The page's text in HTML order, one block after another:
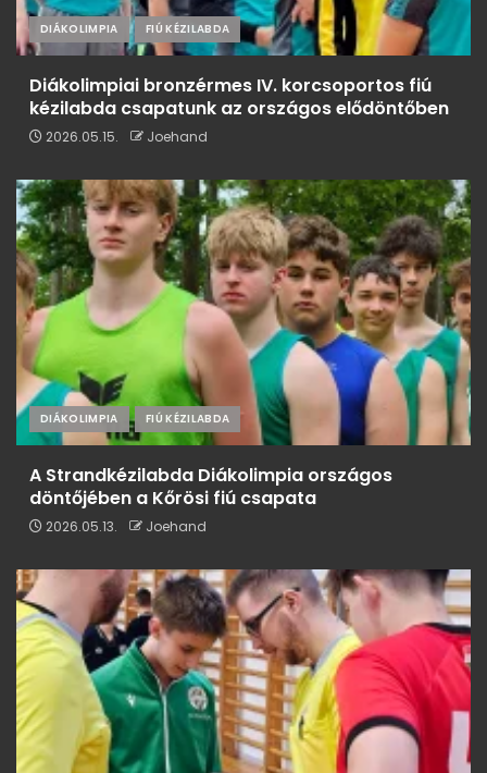
DIÁKOLIMPIA FIÚ KÉZILABDA
Diákolimpiai bronzérmes IV. korcsoportos fiú
kézilabda csapatunk az országos elődöntőben
2026.05.15. Joehand
DIÁKOLIMPIA FIÚ KÉZILABDA
A Strandkézilabda Diákolimpia országos
döntőjében a Kőrösi fiú csapata
2026.05.13. Joehand